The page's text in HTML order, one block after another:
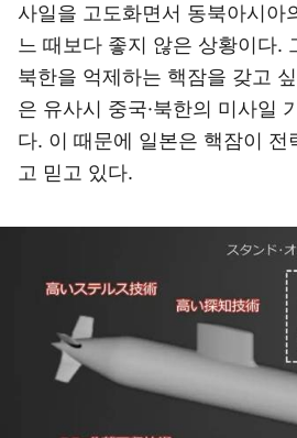
사일을 고도화면서 동북아시아
느 때보다 좋지 않은 상황이다.
북한을 억제하는 핵잠을 갖고
은 유사시 중국·북한의 미사일
다. 이 때문에 일본은 핵잠이 전
고 믿고 있다.